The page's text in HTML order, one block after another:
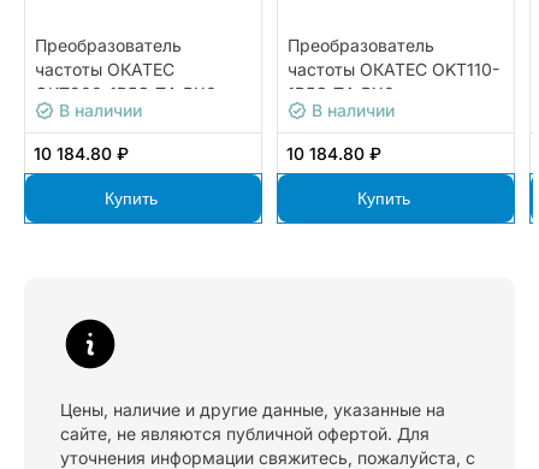
Преобразователь
частоты ОКАТЕС
OKT200-1R5G-T4-BX0
В наличии
10 184.80 ₽
Купить
Преобразователь
частоты ОКАТЕС OKT110-
1R5G-T4-BX0
В наличии
10 184.80 ₽
Купить
Цены, наличие и другие данные, указанные на
сайте, не являются публичной офертой. Для
уточнения информации свяжитесь, пожалуйста, с